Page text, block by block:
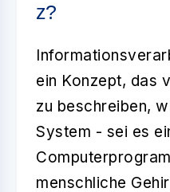
z?
ein Konzept, das
zu beschreiben,
System - sei es
menschliche